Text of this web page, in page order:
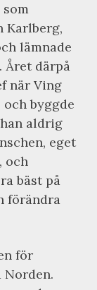
som
Karlberg,
lämnade
Året därpå
när Ving
byggde
aldrig
eget
och
bäst på
förändra
för